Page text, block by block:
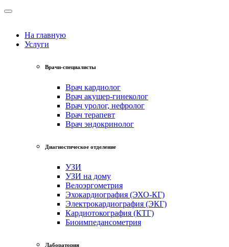
На главную
Услуги
Врачи-специалисты
Врач кардиолог
Врач акушер-гинеколог
Врач уролог, нефролог
Врач терапевт
Врач эндокринолог
Диагностическое отделение
УЗИ
УЗИ на дому
Велоэргометрия
Эхокардиография (ЭХО-КГ)
Электрокардиография (ЭКГ)
Кардиотокография (КТГ)
Биоимпедансометрия
Лаборатория